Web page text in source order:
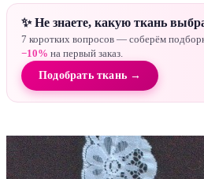
✨ Не знаете, какую ткань
7 коротких вопросов — соберём
−10% на первый заказ.
Подобрать ткань →